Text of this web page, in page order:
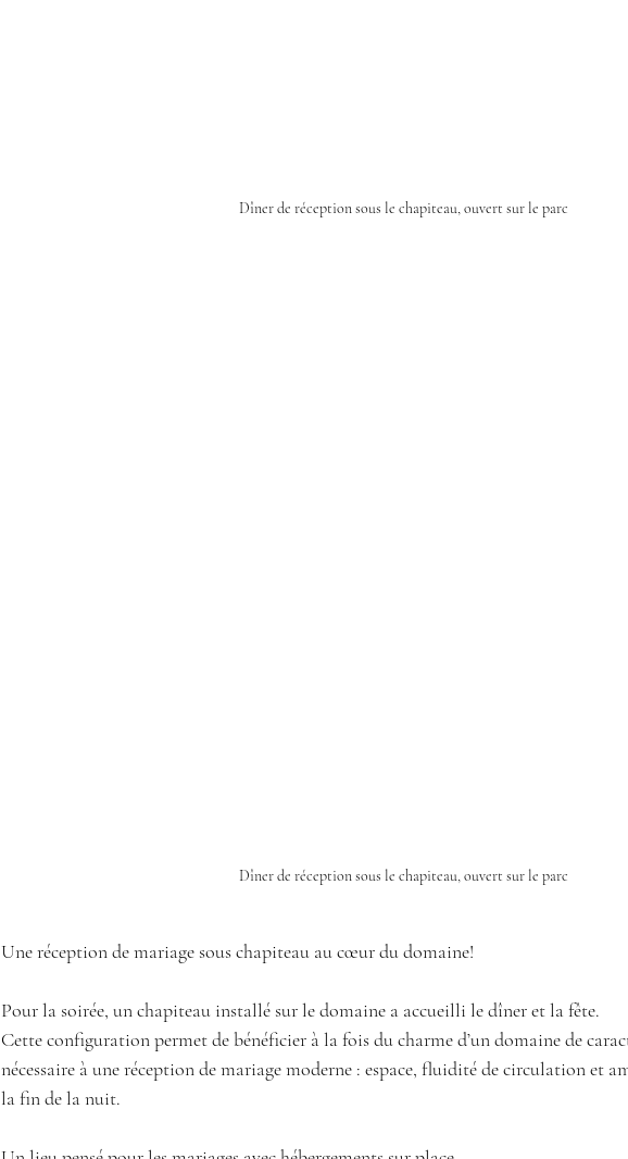
Dîner de réception sous le chapiteau, ouvert sur le parc
Dîner de réception sous le chapiteau, ouvert sur le parc
Une réception de mariage sous chapiteau au cœur du domaine!
Pour la soirée, un chapiteau installé sur le domaine a accueilli le dîner et la fête.
Cette configuration permet de bénéficier à la fois du charme d’un domaine de
nécessaire à une réception de mariage moderne : espace, fluidité de circulation et
la fin de la nuit.